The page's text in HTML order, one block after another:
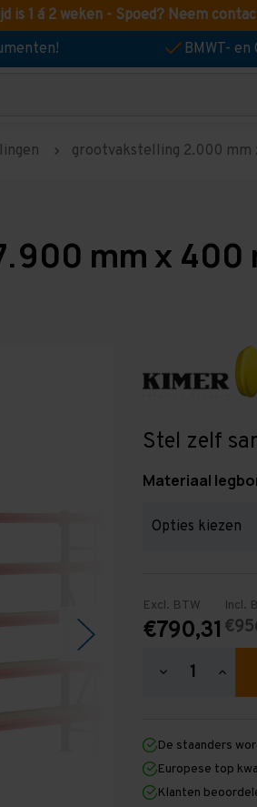
is 1 á 2 weken - Spoed? Neem
BMWT-
grootvakstelling 2.000 mm
mm x 400
Stel zelf
Materiaal
Excl. BTW
€790,31
Incl.
Hoeveelheid
2.000
mm
x
7.900
mm
mm
x
7.900
mm
De staanders
Europese top
Klanten